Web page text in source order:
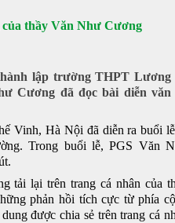
thầy Văn Như Cương
lập trường THPT Lương
Cương đã đọc bài diễn văn
Vinh, Hà Nội đã diễn ra buổi
Trong buổi lễ, PGS Văn
tải lại trên trang cá nhân của
phản hồi tích cực từ phía
được chia sẻ trên trang cá